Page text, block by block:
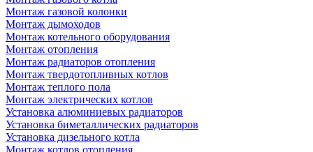
Монтаж газовой колонки
Монтаж дымоходов
Монтаж котельного оборудования
Монтаж отопления
Монтаж радиаторов отопления
Монтаж твердотопливных котлов
Монтаж теплого пола
Монтаж электрических котлов
Установка алюминиевых радиаторов
Установка биметаллических радиаторов
Установка дизельного котла
Монтаж котлов отопления